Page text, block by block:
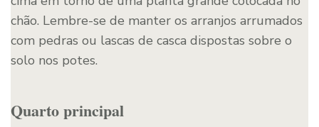
chão. Lembre-se de manter os arranjos arrumados
com pedras ou lascas de casca dispostas sobre o
solo nos potes.
Quarto principal